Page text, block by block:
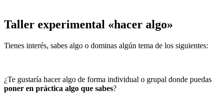
Taller experimental «hacer algo»
Tienes interés, sabes algo o dominas algún tema de los siguientes:
¿Te gustaría hacer algo de forma individual o grupal donde puedas
poner en práctica algo que sabes?